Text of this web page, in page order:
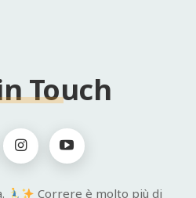
Touch
Correre è molto più di